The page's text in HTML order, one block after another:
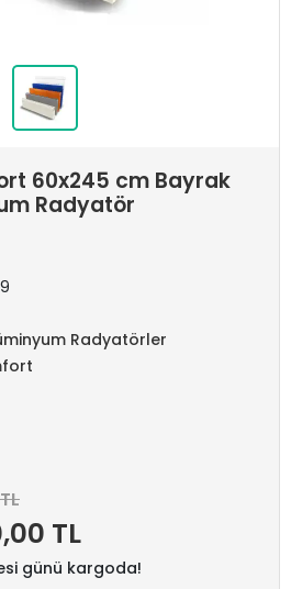
60x245 cm Bayrak
Radyatör
Radyatörler
TL
günü kargoda!